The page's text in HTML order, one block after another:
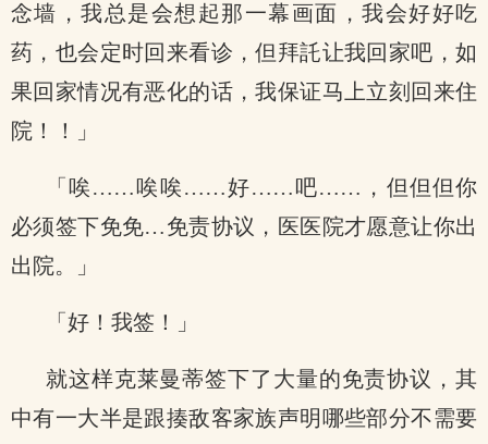
念墙，我总是会想起那一幕画面，我会好好吃
药，也会定时回来看诊，但拜託让我回家吧，如
果回家情况有恶化的话，我保证马上立刻回来住
院！！」
「唉……唉唉……好……吧……，但但但你
必须签下免免…免责协议，医医院才愿意让你出
出院。」
「好！我签！」
就这样克莱曼蒂签下了大量的免责协议，其
中有一大半是跟揍敌客家族声明哪些部分不需要